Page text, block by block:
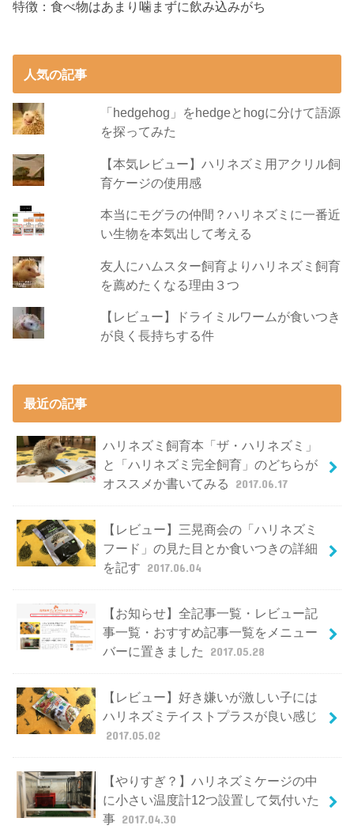
特徴：食べ物はあまり噛まずに飲み込みがち
人気の記事
「hedgehog」をhedgeとhogに分けて語源
を探ってみた
【本気レビュー】ハリネズミ用アクリル飼
育ケージの使用感
本当にモグラの仲間？ハリネズミに一番近
い生物を本気出して考える
友人にハムスター飼育よりハリネズミ飼育
を薦めたくなる理由３つ
【レビュー】ドライミルワームが食いつき
が良く長持ちする件
最近の記事
ハリネズミ飼育本「ザ・ハリネズミ」
と「ハリネズミ完全飼育」のどちらが
オススメか書いてみる
2017.06.17
【レビュー】三晃商会の「ハリネズミ
フード」の見た目とか食いつきの詳細
を記す 2017.06.04
【お知らせ】全記事一覧・レビュー記
事一覧・おすすめ記事一覧をメニュー
バーに置きました
2017.05.28
【レビュー】好き嫌いが激しい子には
ハリネズミテイストプラスが良い感じ
2017.05.02
【やりすぎ？】ハリネズミケージの中
に小さい温度計12つ設置して気付いた
事 2017.04.30